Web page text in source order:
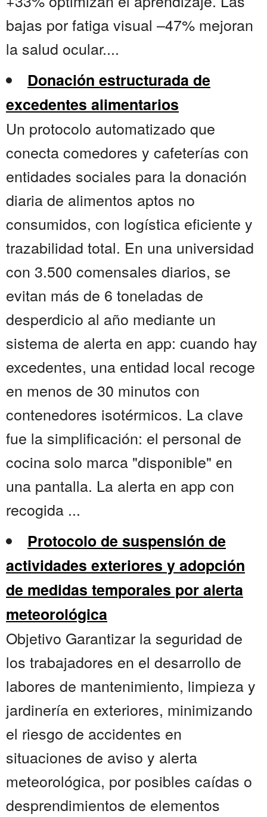
bajas por fatiga visual –47% mejoran
la salud ocular....
Donación estructurada de
excedentes alimentarios
Un protocolo automatizado que
conecta comedores y cafeterías con
entidades sociales para la donación
diaria de alimentos aptos no
consumidos, con logística eficiente y
trazabilidad total. En una universidad
con 3.500 comensales diarios, se
evitan más de 6 toneladas de
desperdicio al año mediante un
sistema de alerta en app: cuando hay
excedentes, una entidad local recoge
en menos de 30 minutos con
contenedores isotérmicos. La clave
fue la simplificación: el personal de
cocina solo marca "disponible" en
una pantalla. La alerta en app con
recogida ...
Protocolo de suspensión de
actividades exteriores y adopción
de medidas temporales por alerta
meteorológica
Objetivo Garantizar la seguridad de
los trabajadores en el desarrollo de
labores de mantenimiento, limpieza y
jardinería en exteriores, minimizando
el riesgo de accidentes en
situaciones de aviso y alerta
meteorológica, por posibles caídas o
desprendimientos de elementos